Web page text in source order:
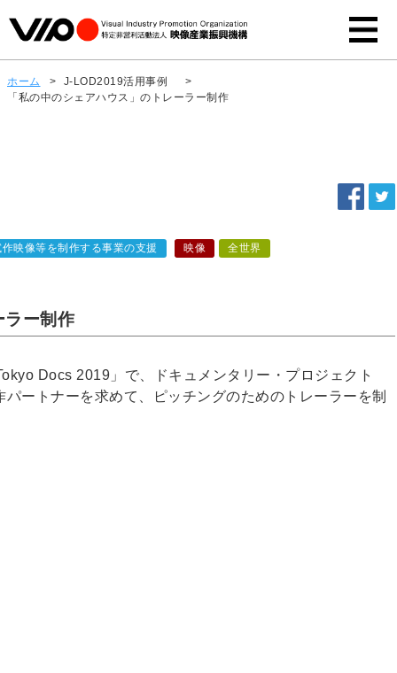
ホーム > J-LOD2019活用事例
>
「私の中のシェアハウス」のトレーラー制作
映像等を制作する事業の支援 映像 全世界
ラー制作
Docs 2019」で、ドキュメンタリー・プロジェクト
ートナーを求めて、ピッチングのためのトレーラーを制